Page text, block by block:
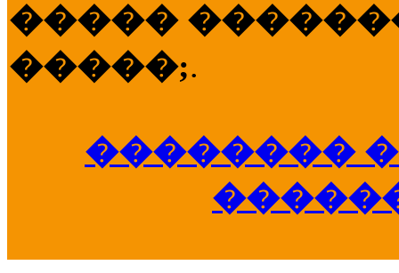
�����
�����;.
��������